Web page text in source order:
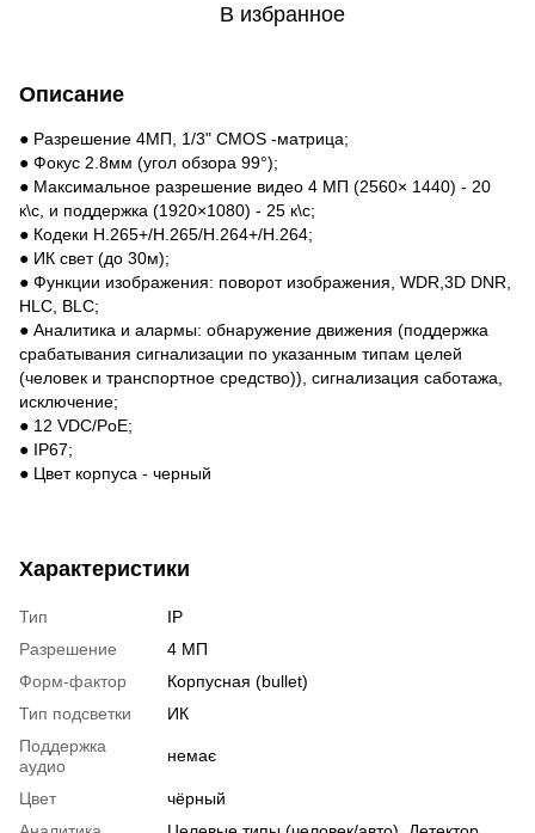
В избранное
Описание
● Разрешение 4МП, 1/3" CMOS -матрица;
● Фокус 2.8мм (угол обзора 99°);
● Максимальное разрешение видео 4 МП (2560× 1440) - 20
к\с, и поддержка (1920×1080) - 25 к\с;
● Кодеки H.265+/H.265/H.264+/H.264;
● ИК свет (до 30м);
● Функции изображения: поворот изображения, WDR,3D DNR,
HLC, BLC;
● Аналитика и алармы: обнаружение движения (поддержка
срабатывания сигнализации по указанным типам целей
(человек и транспортное средство)), сигнализация саботажа,
исключение;
● 12 VDC/PoE;
● IP67;
● Цвет корпуса - черный
Характеристики
Тип
IP
Разрешение
4 МП
Форм-фактор
Корпусная (bullet)
Тип подсветки
ИК
Поддержка
аудио
немає
Цвет
чёрный